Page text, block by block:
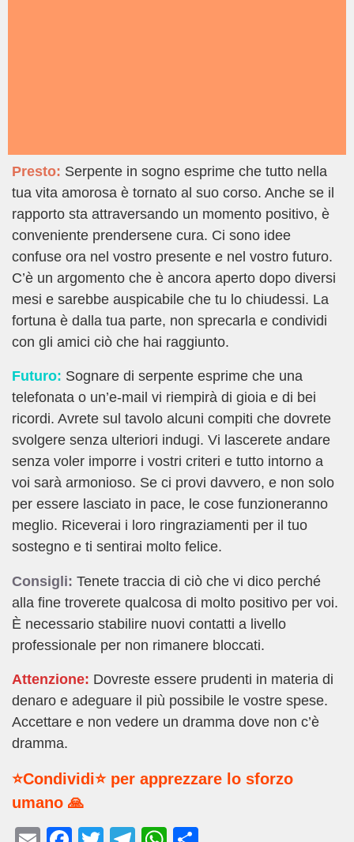
Presto: Serpente in sogno esprime che tutto nella
tua vita amorosa è tornato al suo corso. Anche se il
rapporto sta attraversando un momento positivo, è
conveniente prendersene cura. Ci sono idee
confuse ora nel vostro presente e nel vostro futuro.
C’è un argomento che è ancora aperto dopo diversi
mesi e sarebbe auspicabile che tu lo chiudessi. La
fortuna è dalla tua parte, non sprecarla e condividi
con gli amici ciò che hai raggiunto.
Futuro: Sognare di serpente esprime che una
telefonata o un’e-mail vi riempirà di gioia e di bei
ricordi. Avrete sul tavolo alcuni compiti che dovrete
svolgere senza ulteriori indugi. Vi lascerete andare
senza voler imporre i vostri criteri e tutto intorno a
voi sarà armonioso. Se ci provi davvero, e non solo
per essere lasciato in pace, le cose funzioneranno
meglio. Riceverai i loro ringraziamenti per il tuo
sostegno e ti sentirai molto felice.
Consigli: Tenete traccia di ciò che vi dico perché
alla fine troverete qualcosa di molto positivo per voi.
È necessario stabilire nuovi contatti a livello
professionale per non rimanere bloccati.
Attenzione: Dovreste essere prudenti in materia di
denaro e adeguare il più possibile le vostre spese.
Accettare e non vedere un dramma dove non c’è
dramma.
⭐Condividi⭐ per apprezzare lo sforzo
umano 🙏